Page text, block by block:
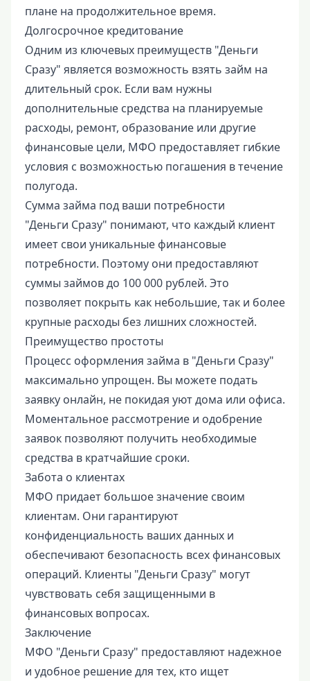
плане на продолжительное время.
Долгосрочное кредитование
Одним из ключевых преимуществ "Деньги
Сразу" является возможность взять займ на
длительный срок. Если вам нужны
дополнительные средства на планируемые
расходы, ремонт, образование или другие
финансовые цели, МФО предоставляет гибкие
условия с возможностью погашения в течение
полугода.
Сумма займа под ваши потребности
"Деньги Сразу" понимают, что каждый клиент
имеет свои уникальные финансовые
потребности. Поэтому они предоставляют
суммы займов до 100 000 рублей. Это
позволяет покрыть как небольшие, так и более
крупные расходы без лишних сложностей.
Преимущество простоты
Процесс оформления займа в "Деньги Сразу"
максимально упрощен. Вы можете подать
заявку онлайн, не покидая уют дома или офиса.
Моментальное рассмотрение и одобрение
заявок позволяют получить необходимые
средства в кратчайшие сроки.
Забота о клиентах
МФО придает большое значение своим
клиентам. Они гарантируют
конфиденциальность ваших данных и
обеспечивают безопасность всех финансовых
операций. Клиенты "Деньги Сразу" могут
чувствовать себя защищенными в
финансовых вопросах.
Заключение
МФО "Деньги Сразу" предоставляют надежное
и удобное решение для тех, кто ищет